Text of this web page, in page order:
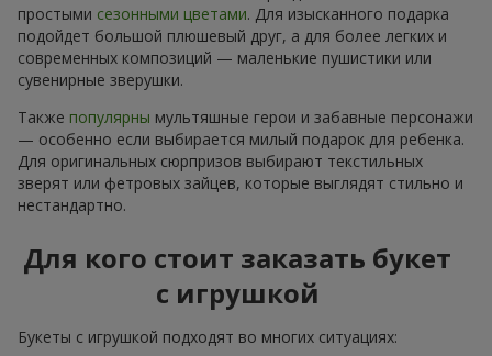
простыми сезонными цветами. Для изысканного подарка
подойдет большой плюшевый друг, а для более легких и
современных композиций — маленькие пушистики или
сувенирные зверушки.
Также популярны мультяшные герои и забавные персонажи
— особенно если выбирается милый подарок для ребенка.
Для оригинальных сюрпризов выбирают текстильных
зверят или фетровых зайцев, которые выглядят стильно и
нестандартно.
Для кого стоит заказать букет
с игрушкой
Букеты с игрушкой подходят во многих ситуациях: